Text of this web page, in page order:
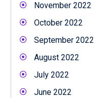
November 2022
October 2022
September 2022
August 2022
July 2022
June 2022